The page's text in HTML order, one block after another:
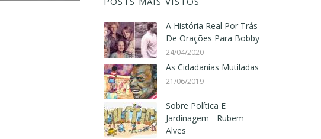
A História Real Por Trás
De Orações Para Bobby
24/04/2020
As Cidadanias Mutiladas
21/06/2019
Sobre Política E
Jardinagem - Rubem
Alves